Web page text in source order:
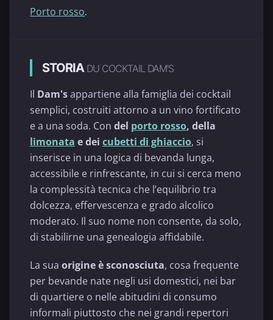
Porto rosso.
STORIA DU COCKTAIL DAM'S
Il Dam'sappartiene alla famiglia dei cocktail
semplici, costruiti attorno a un vino fortificato
e a una soda. Con del porto rosso, della
limonata e dei cubetti di ghiaccio, si
inserisce in una logica di bevanda lunga,
accessibile e rinfrescante, in cui si cerca meno
la complessità tecnica che l’equilibrio tra
dolcezza, effervescenza e grado alcolico
moderato. Il suo nome non consente, da solo,
di stabilirne una genealogia affidabile.
La sua origine è sconosciuta, cosa frequente
per bevande nate negli usi domestici, nei bar
di quartiere o nelle abitudini di consumo
informali piuttosto che nei grandi repertori